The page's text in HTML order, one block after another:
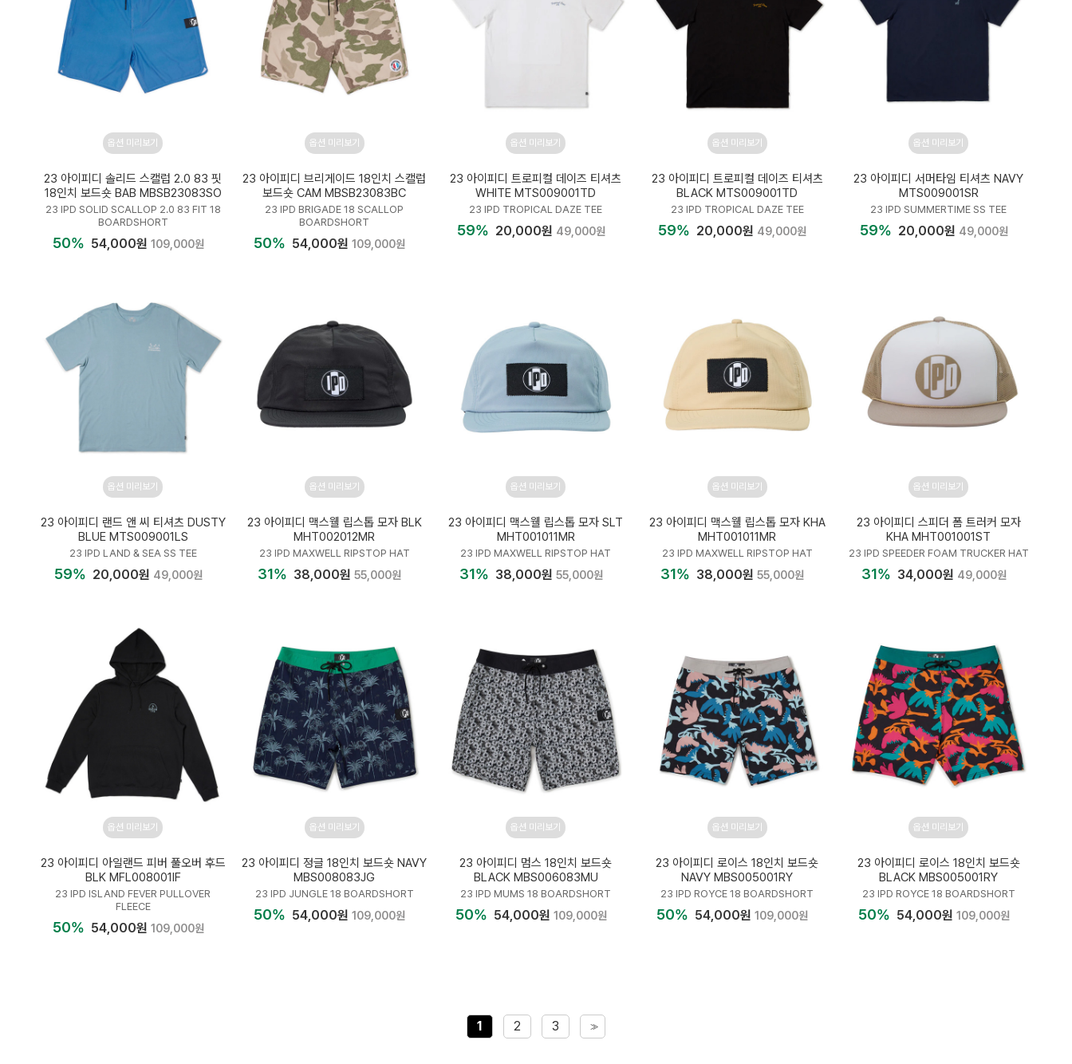
옵션 미리보기
23 아이피디 솔리드 스캘럽 2.0 83 핏
18인치 보드숏 BAB MBSB23083SO
23 IPD SOLID SCALLOP 2.0 83 FIT 18
BOARDSHORT
50% 54,000원 109,000원
옵션 미리보기
23 아이피디 브리게이드 18인치 스캘럽
보드숏 CAM MBSB23083BC
23 IPD BRIGADE 18 SCALLOP
BOARDSHORT
50% 54,000원 109,000원
옵션 미리보기
23 아이피디 트로피컬 데이즈 티셔츠
WHITE MTS009001TD
23 IPD TROPICAL DAZE TEE
59% 20,000원 49,000원
옵션 미리보기
23 아이피디 트로피컬 데이즈 티셔츠
BLACK MTS009001TD
23 IPD TROPICAL DAZE TEE
59% 20,000원 49,000원
옵션 미리보기
23 아이피디 서머타임 티셔츠 NAVY
MTS009001SR
23 IPD SUMMERTIME SS TEE
59% 20,000원 49,000원
옵션 미리보기
23 아이피디 랜드 앤 씨 티셔츠 DUSTY
BLUE MTS009001LS
23 IPD LAND & SEA SS TEE
59% 20,000원 49,000원
옵션 미리보기
23 아이피디 맥스웰 립스톱 모자 BLK
MHT002012MR
23 IPD MAXWELL RIPSTOP HAT
31% 38,000원 55,000원
옵션 미리보기
23 아이피디 맥스웰 립스톱 모자 SLT
MHT001011MR
23 IPD MAXWELL RIPSTOP HAT
31% 38,000원 55,000원
옵션 미리보기
23 아이피디 맥스웰 립스톱 모자 KHA
MHT001011MR
23 IPD MAXWELL RIPSTOP HAT
31% 38,000원 55,000원
옵션 미리보기
23 아이피디 스피더 폼 트러커 모자
KHA MHT001001ST
23 IPD SPEEDER FOAM TRUCKER HAT
31% 34,000원 49,000원
옵션 미리보기
23 아이피디 아일랜드 피버 풀오버 후드
BLK MFL008001IF
23 IPD ISLAND FEVER PULLOVER
FLEECE
50% 54,000원 109,000원
옵션 미리보기
23 아이피디 정글 18인치 보드숏 NAVY
MBS008083JG
23 IPD JUNGLE 18 BOARDSHORT
50% 54,000원 109,000원
옵션 미리보기
23 아이피디 멈스 18인치 보드숏
BLACK MBS006083MU
23 IPD MUMS 18 BOARDSHORT
50% 54,000원 109,000원
옵션 미리보기
23 아이피디 로이스 18인치 보드숏
NAVY MBS005001RY
23 IPD ROYCE 18 BOARDSHORT
50% 54,000원 109,000원
옵션 미리보기
23 아이피디 로이스 18인치 보드숏
BLACK MBS005001RY
23 IPD ROYCE 18 BOARDSHORT
50% 54,000원 109,000원
1 2 3 >>